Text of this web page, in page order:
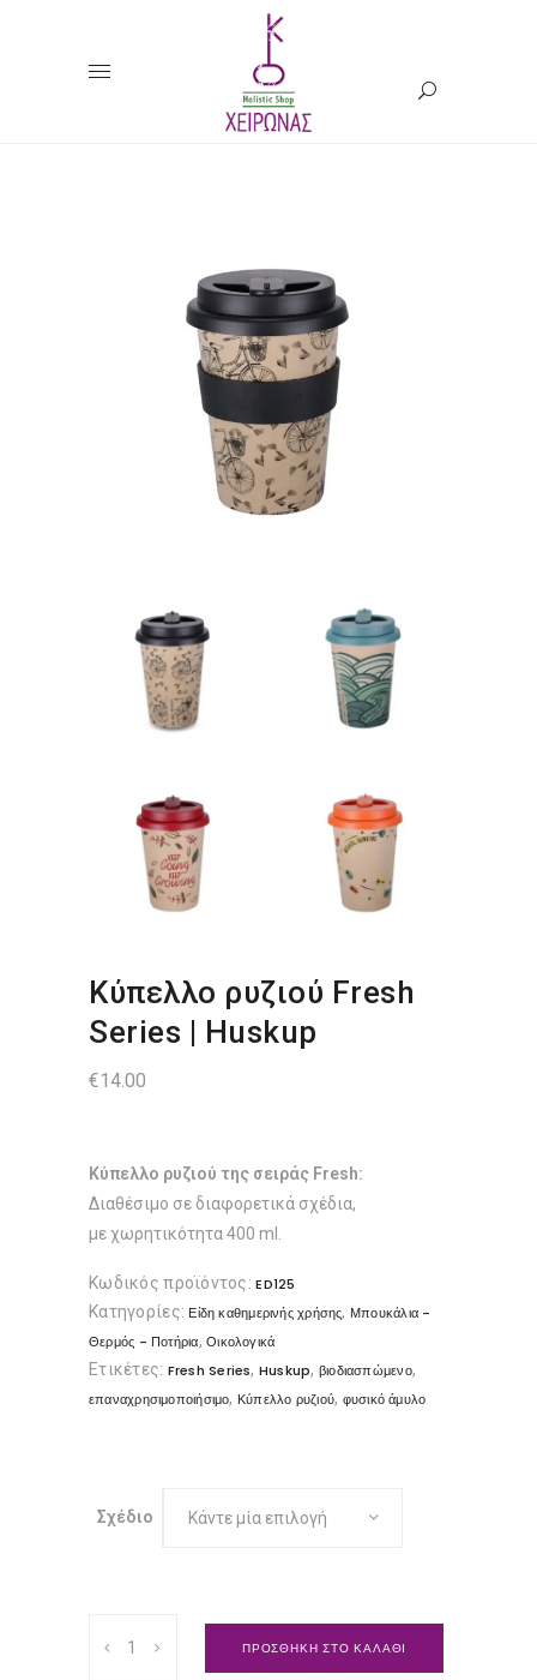
Κύπελλο ρυζιού Fresh
Series | Huskup
€14.00
Κύπελλο ρυζιού της σειράς Fresh:
Διαθέσιμο σε διαφορετικά σχέδια,
με χωρητικότητα 400 ml.
Κωδικός προϊόντος:ED125
Κατηγορίες: Είδη καθημερινής χρήσης, Μπουκάλια -
Θερμός - Ποτήρια,Οικολογικά
Ετικέτες: Fresh Series,Huskup, βιοδιασπώμενο,
επαναχρησιμοποιήσιμο, Κύπελλο ρυζιού, φυσικό άμυλο
Σχέδιο Κάντε μία επιλογή
ρυζιού
ΠΡΟΣΘΗΚΗ ΣΤΟ ΚΑΛΑΘΙ